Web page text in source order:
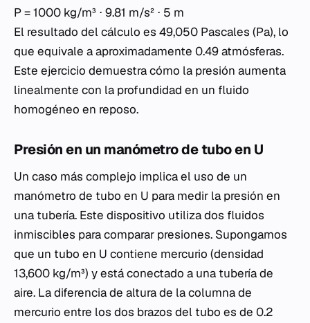
P = 1000 kg/m³ ⋅ 9.81 m/s² ⋅ 5 m
El resultado del cálculo es 49,050 Pascales (Pa), lo
que equivale a aproximadamente 0.49 atmósferas.
Este ejercicio demuestra cómo la presión aumenta
linealmente con la profundidad en un fluido
homogéneo en reposo.
Presión en un manómetro de tubo en U
Un caso más complejo implica el uso de un
manómetro de tubo en U para medir la presión en
una tubería. Este dispositivo utiliza dos fluidos
inmiscibles para comparar presiones. Supongamos
que un tubo en U contiene mercurio (densidad
13,600 kg/m³) y está conectado a una tubería de
aire. La diferencia de altura de la columna de
mercurio entre los dos brazos del tubo es de 0.2